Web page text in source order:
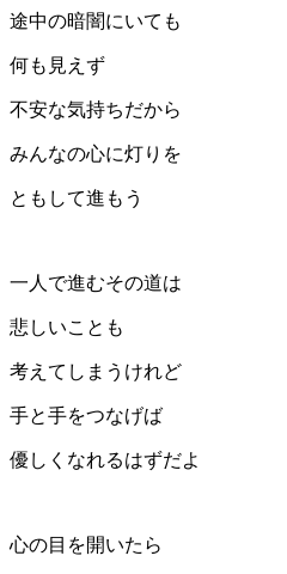
途中の暗闇にいても
何も見えず
不安な気持ちだから
みんなの心に灯りを
ともして進もう
一人で進むその道は
悲しいことも
考えてしまうけれど
手と手をつなげば
優しくなれるはずだよ
心の目を開いたら